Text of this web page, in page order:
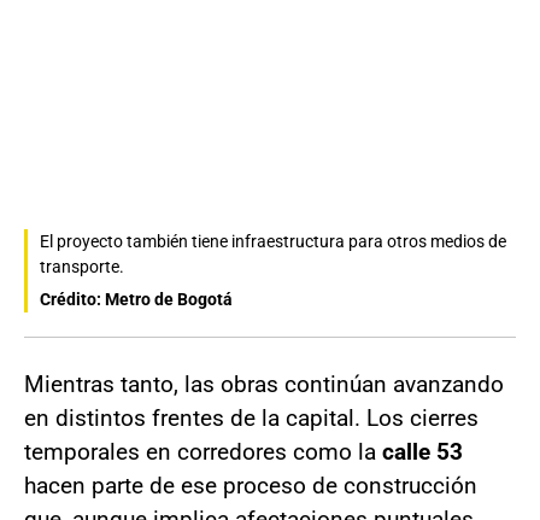
El proyecto también tiene infraestructura para otros medios de
transporte.
Crédito: Metro de Bogotá
Mientras tanto, las obras continúan avanzando
en distintos frentes de la capital. Los cierres
temporales en corredores como la calle 53
hacen parte de ese proceso de construcción